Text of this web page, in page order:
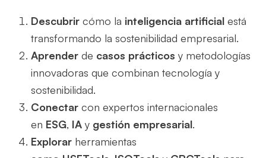
Descubrir cómo la inteligencia artificial está
transformando la sostenibilidad empresarial.
Aprender de casos prácticos y metodologías
innovadoras que combinan tecnología y
sostenibilidad.
Conectar con expertos internacionales
en ESG, IA y gestión empresarial.
Explorar herramientas